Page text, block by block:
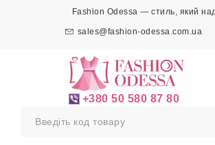
Fashion Odessa — стиль, який
sales@fashion-odessa.com.ua
+380 50 580 87 80